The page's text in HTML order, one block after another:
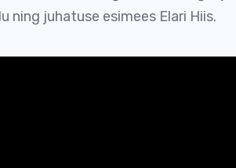
ning juhatuse esimees Elari Hiis.